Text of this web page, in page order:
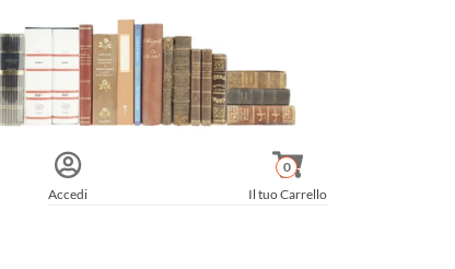
Accedi Il tuo Carrello
0